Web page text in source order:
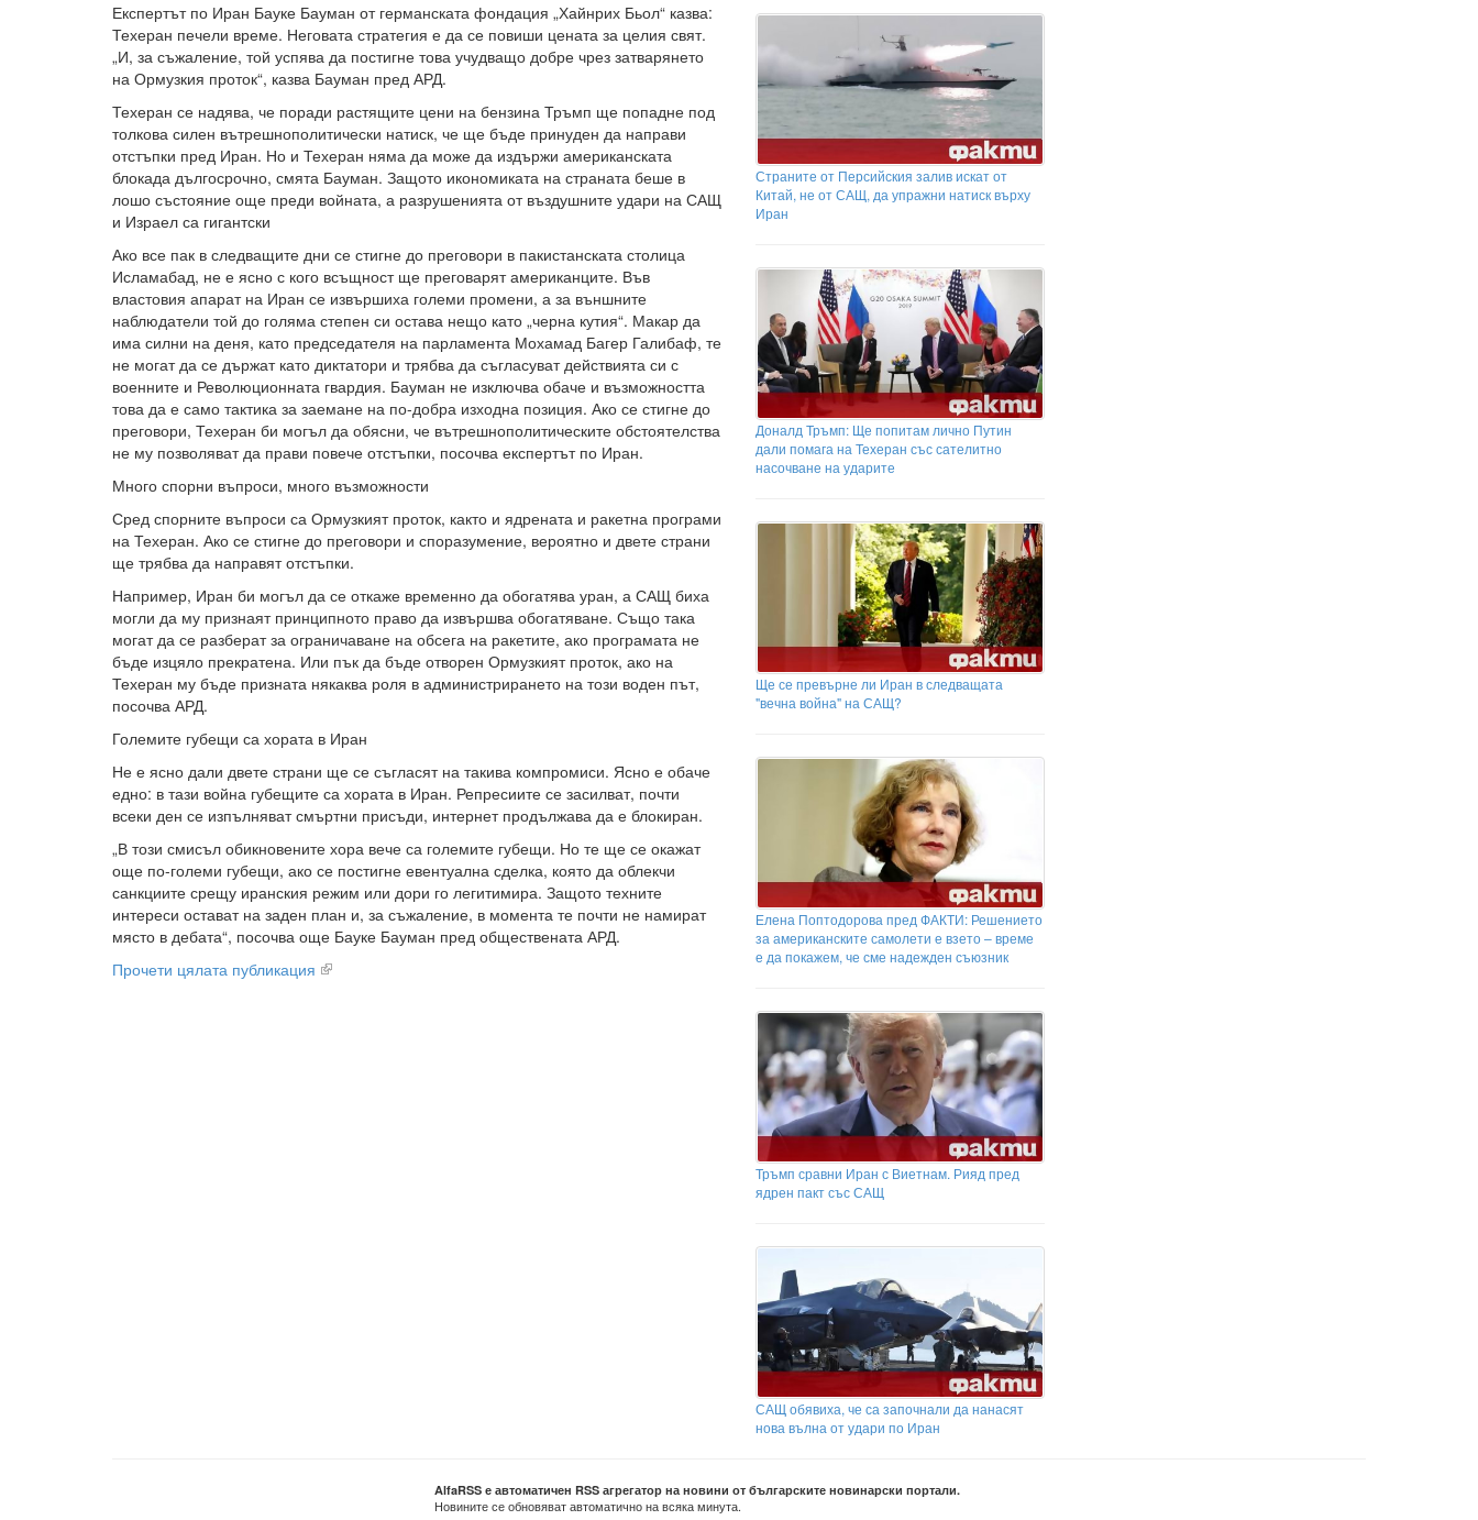
Експертът по Иран Бауке Бауман от германската фондация „Хайнрих Бьол“ казва:
Техеран печели време. Неговата стратегия е да се повиши цената за целия свят.
„И, за съжаление, той успява да постигне това учудващо добре чрез затварянето
на Ормузкия проток“, казва Бауман пред АРД.
Техеран се надява, че поради растящите цени на бензина Тръмп ще попадне под
толкова силен вътрешнополитически натиск, че ще бъде принуден да направи
отстъпки пред Иран. Но и Техеран няма да може да издържи американската
блокада дългосрочно, смята Бауман. Защото икономиката на страната беше в
лошо състояние още преди войната, а разрушенията от въздушните удари на САЩ
и Израел са гигантски
Ако все пак в следващите дни се стигне до преговори в пакистанската столица
Исламабад, не е ясно с кого всъщност ще преговарят американците. Във
властовия апарат на Иран се извършиха големи промени, а за външните
наблюдатели той до голяма степен си остава нещо като „черна кутия“. Макар да
има силни на деня, като председателя на парламента Мохамад Багер Галибаф, те
не могат да се държат като диктатори и трябва да съгласуват действията си с
военните и Революционната гвардия. Бауман не изключва обаче и възможността
това да е само тактика за заемане на по-добра изходна позиция. Ако се стигне до
преговори, Техеран би могъл да обясни, че вътрешнополитическите обстоятелства
не му позволяват да прави повече отстъпки, посочва експертът по Иран.
Много спорни въпроси, много възможности
Сред спорните въпроси са Ормузкият проток, както и ядрената и ракетна програми
на Техеран. Ако се стигне до преговори и споразумение, вероятно и двете страни
ще трябва да направят отстъпки.
Например, Иран би могъл да се откаже временно да обогатява уран, а САЩ биха
могли да му признаят принципното право да извършва обогатяване. Също така
могат да се разберат за ограничаване на обсега на ракетите, ако програмата не
бъде изцяло прекратена. Или пък да бъде отворен Ормузкият проток, ако на
Техеран му бъде призната някаква роля в администрирането на този воден път,
посочва АРД.
Големите губещи са хората в Иран
Не е ясно дали двете страни ще се съгласят на такива компромиси. Ясно е обаче
едно: в тази война губещите са хората в Иран. Репресиите се засилват, почти
всеки ден се изпълняват смъртни присъди, интернет продължава да е блокиран.
„В този смисъл обикновените хора вече са големите губещи. Но те ще се окажат
още по-големи губещи, ако се постигне евентуална сделка, която да облекчи
санкциите срещу иранския режим или дори го легитимира. Защото техните
интереси остават на заден план и, за съжаление, в момента те почти не намират
място в дебата“, посочва още Бауке Бауман пред обществената АРД.
Прочети цялата публикация
Страните от Персийския залив искат от
Китай, не от САЩ, да упражни натиск върху
Иран
Доналд Тръмп: Ще попитам лично Путин
дали помага на Техеран със сателитно
насочване на ударите
Ще се превърне ли Иран в следващата
"вечна война" на САЩ?
Елена Поптодорова пред ФАКТИ: Решението
за американските самолети е взето – време
е да покажем, че сме надежден съюзник
Тръмп сравни Иран с Виетнам. Рияд пред
ядрен пакт със САЩ
САЩ обявиха, че са започнали да нанасят
нова вълна от удари по Иран
AlfaRSS е автоматичен RSS агрегатор на новини от българските новинарски портали.
Новините се обновяват автоматично на всяка минута.